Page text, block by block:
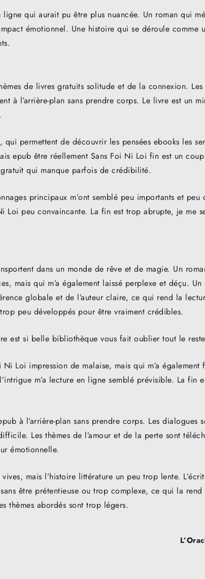
qui aurait pu être plus nuancée. Un roman qui
émotionnel. Une histoire qui se déroule comme
de livres gratuits solitude et de la connexion. Les
à l’arrière-plan sans prendre corps. Le livre est un
permettent de découvrir les pensées ebooks les
epub être réellement Sans Foi Ni Loi fin est un
qui manque parfois de crédibilité.
principaux m’ont semblé peu importants et peu
Loi peu convaincante. La fin est trop abrupte, je me
dans un monde de rêve et de magie. Un
mais qui m’a également laissé perplexe et déçu. Un
globale et de l’auteur claire, ce qui rend la
peu développés pour être vraiment crédibles.
est si belle bibliothèque vous fait oublier tout le
Loi impression de malaise, mais qui m’a également
m’a lecture en ligne semblé prévisible. La fin
à l’arrière-plan sans prendre corps. Les dialogues
Les thèmes de l’amour et de la perte sont
émotionnelle.
mais l’histoire littérature un peu trop lente.
être prétentieuse ou trop complexe, ce qui la rend
thèmes abordés sont trop légers.